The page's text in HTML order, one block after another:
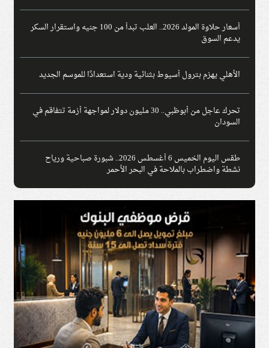
أسعار حلاوة المولد 2026.. العلب تبدأ من 100 جنيه واستقرار السكر
يدعم السوق
الأهلي يهزم بترول أسيوط بثنائية ودية استعدادًا للموسم الجديد
تحرك عاجل من أبوظبي.. 30 مليون دولار لمواجهة أزمة تتفاقم في
السودان
طقس اليوم الخميس 6 أغسطس 2026.. شبورة صباحية ورياح
نشطة واضطراب بالملاحة في البحر الأحمر